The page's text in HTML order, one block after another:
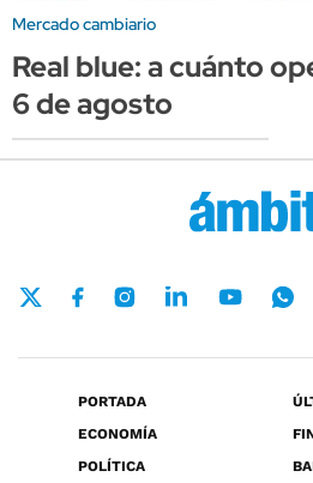
Mercado cambiario
Real blue: a cuánto
6 de agosto
PORTADA
ECONOMÍA
POLÍTICA